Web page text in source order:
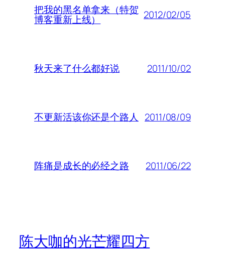
把我的黑名单拿来（特贺
博客重新上线） 2012/02/05
秋天来了什么都好说 2011/10/02
不更新活该你还是个路人 2011/08/09
阵痛是成长的必经之路 2011/06/22
陈大咖的光芒耀四方